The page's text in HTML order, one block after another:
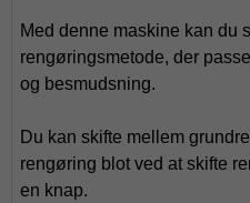
Med denne maskine kan du
rengøringsmetode, der
og besmudsning.
Du kan skifte mellem
rengøring blot ved at skifte
en knap.